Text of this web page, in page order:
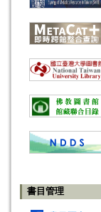
書目管理